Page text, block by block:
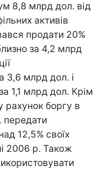
8,8 млрд дол. від
активів
продати 20%
за 4,2 млрд
3,6 млрд дол. і
1,1 млрд дол. Крім
боргу в
передати
12,5% своїх
2006 р. Також